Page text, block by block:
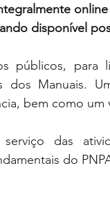
disponível
públicos, para
dos Manuais.
bem como um
das
do